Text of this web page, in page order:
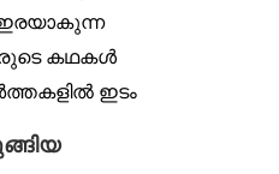
ഇരയാകുന്ന
കഥകൾ
ഇടം